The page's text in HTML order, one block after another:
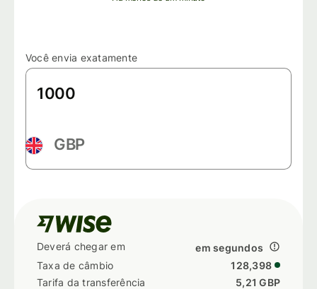
Você envia exatamente
GBP
em segundos
128,398
5,21 GBP